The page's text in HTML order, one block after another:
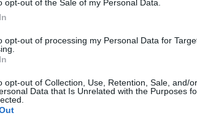
opt-out of the Sale of my Personal Data.
opt-out of processing my Personal Data for
opt-out of Collection, Use, Retention, Sale, and/
Data that Is Unrelated with the Purposes
élhettek át; Magyarországon csak
eltiporták és utána összetett korszak
diktatúra volt, mint akár a
következményeket hagyott
ember egy szeletke jólétért feladott
besúgóról fogok beszélni" - mondta a